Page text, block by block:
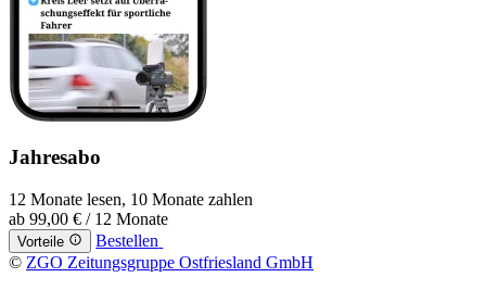
Jahresabo
12 Monate lesen, 10 Monate zahlen
ab 99,00 € / 12 Monate
Vorteile
Bestellen
© ZGO Zeitungsgruppe Ostfriesland GmbH